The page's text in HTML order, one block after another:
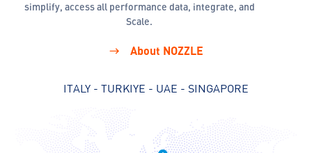
simplify, access all performance data, integrate, and
Scale.
About NOZZLE
ITALY - TURKIYE - UAE - SINGAPORE